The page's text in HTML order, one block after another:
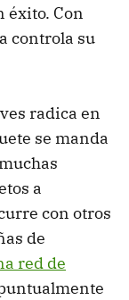
éxito. Con
controla su
radica en
se manda
a
con otros
de
red de